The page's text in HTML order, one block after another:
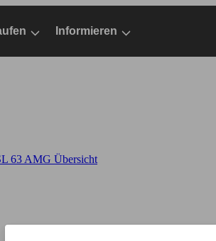
Informieren
63 AMG Übersicht